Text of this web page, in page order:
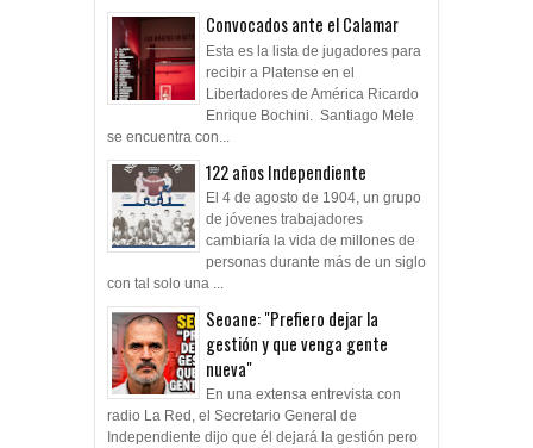
Convocados ante el Calamar
Esta es la lista de jugadores para
recibir a Platense en el
Libertadores de América Ricardo
Enrique Bochini. Santiago Mele
se encuentra con...
122 años Independiente
El 4 de agosto de 1904, un grupo
de jóvenes trabajadores
cambiaría la vida de millones de
personas durante más de un siglo
con tal solo una ...
Seoane: "Prefiero dejar la
gestión y que venga gente
nueva"
En una extensa entrevista con
radio La Red, el Secretario General de
Independiente dijo que él dejará la gestión pero